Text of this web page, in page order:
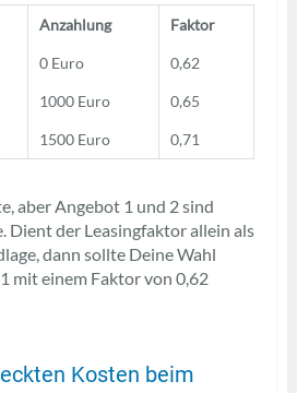
Anzahlung Faktor
0 Euro 0,62
1000 Euro 0,65
1500 Euro 0,71
aber Angebot 1 und 2 sind
Dient der Leasingfaktor allein als
dann sollte Deine Wahl
mit einem Faktor von 0,62
Kosten beim